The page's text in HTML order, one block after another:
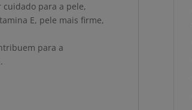
cuidado para a pele,
E, pele mais firme,
para a